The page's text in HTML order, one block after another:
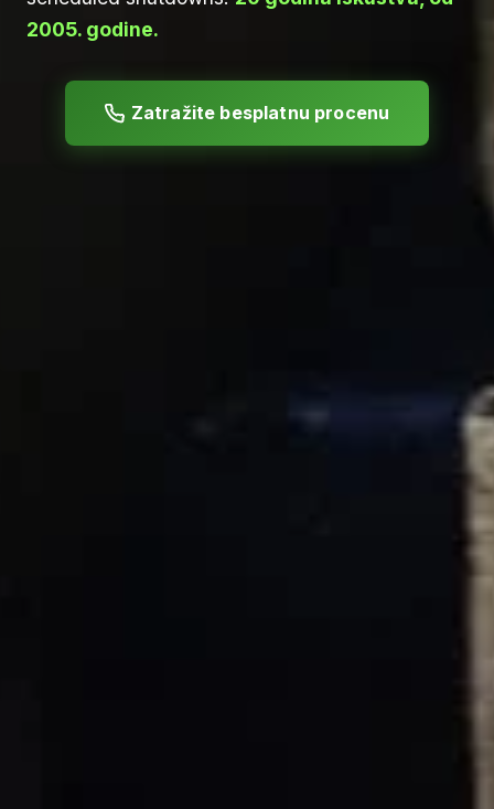
2005. godine.
Zatražite besplatnu procenu